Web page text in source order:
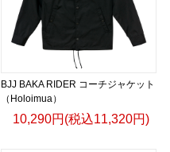
BJJ BAKA RIDER コーチジャケット
（Holoimua）
10,290円(税込11,320円)